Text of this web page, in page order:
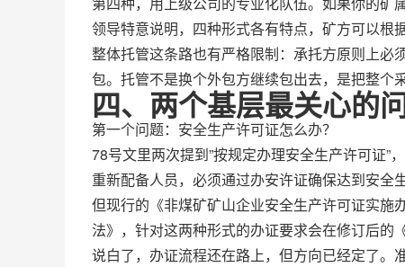
领导特意说明，四种形式各有特点，矿方可以根
整体托管这条路也有严格限制：承托方原则上必
包。托管不是换个外包方继续包出去，是把整个
四、两个基层最关心的
第一个问题：安全生产许可证怎么办？
78号文里两次提到”按规定办理安全生产许可证”
重新配备人员，必须通过办安许证确保达到安全
但现行的《非煤矿矿山企业安全生产许可证实施
法》，针对这两种形式的办证要求会在修订后的
说白了，办证流程还在路上，但方向已经定了。